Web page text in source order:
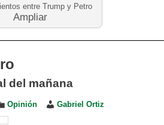
entre Trump y Petro
Ampliar
del mañana
Opinión Gabriel Ortiz